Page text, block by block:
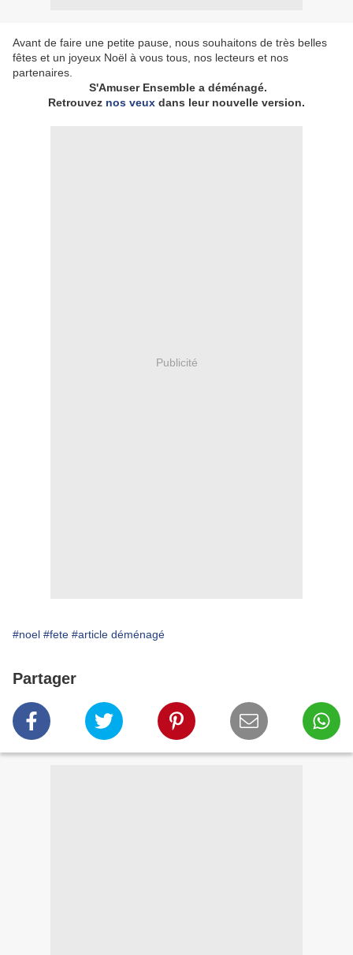
Avant de faire une petite pause, nous souhaitons de très belles
fêtes et un joyeux Noël à vous tous, nos lecteurs et nos
partenaires.
S'Amuser Ensemble a déménagé.
Retrouvez nos veux dans leur nouvelle version.
Publicité
#noel #fete #article déménagé
Partager